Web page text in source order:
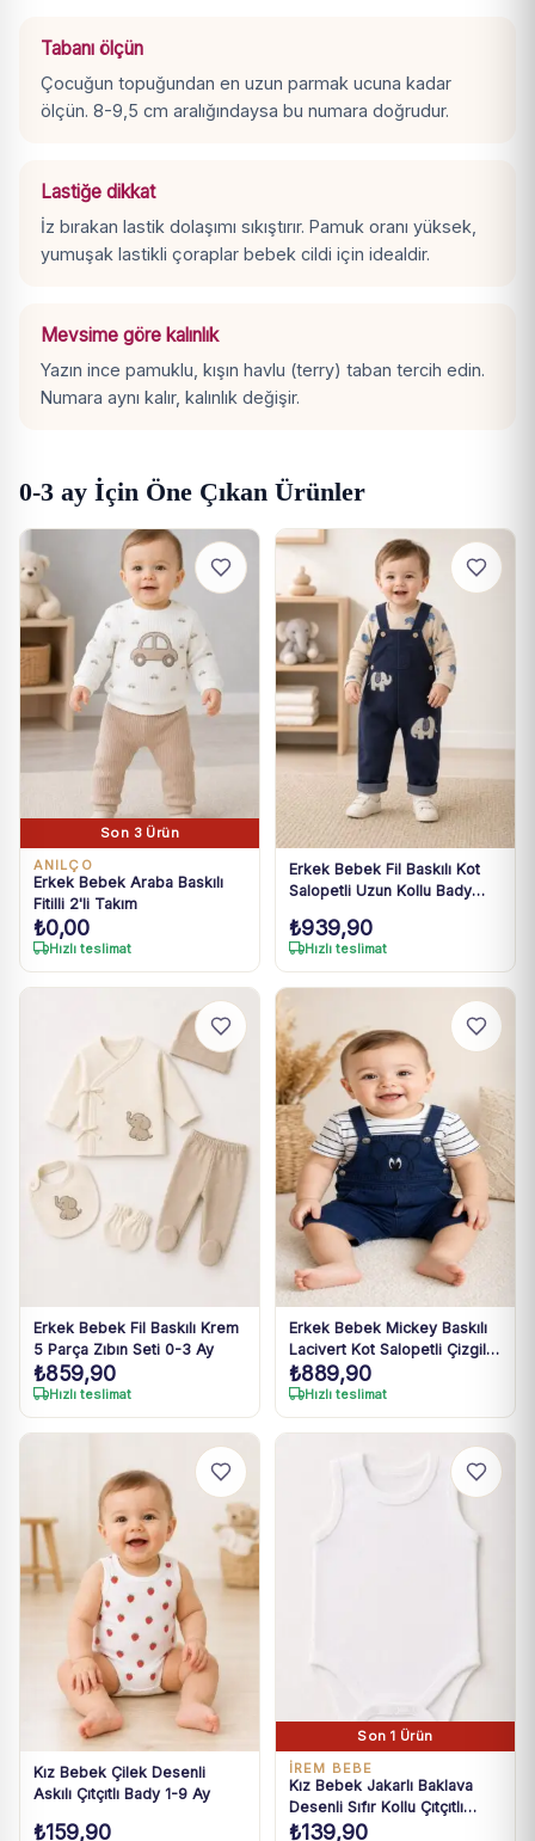
Tabanı ölçün
Çocuğun topuğundan en uzun parmak ucuna kadar
ölçün. 8-9,5 cm aralığındaysa bu numara doğrudur.
Lastiğe dikkat
İz bırakan lastik dolaşımı sıkıştırır. Pamuk oranı yüksek,
yumuşak lastikli çoraplar bebek cildi için idealdir.
Mevsime göre kalınlık
Yazın ince pamuklu, kışın havlu (terry) taban tercih edin.
Numara aynı kalır, kalınlık değişir.
0-3 ay İçin Öne Çıkan Ürünler
Son 3 Ürün
ANILÇO
Erkek Bebek Araba Baskılı
Fitilli 2'li Takım
₺0,00
Hızlı teslimat
Erkek Bebek Fil Baskılı Kot
Salopetli Uzun Kollu Bady
₺939,90
Hızlı teslimat
Erkek Bebek Fil Baskılı Krem
5 Parça Zıbın Seti 0-3 Ay
₺859,90
Hızlı teslimat
Erkek Bebek Mickey Baskılı
Lacivert Kot Salopetli Çizgili
Tişört Takım 3-18 Ay
₺889,90
Hızlı teslimat
Kız Bebek Çilek Desenli
Askılı Çıtçıtlı Bady 1-9 Ay
₺159,90
Son 1 Ürün
İREM BEBE
Kız Bebek Jakarlı Baklava
Desenli Sıfır Kollu Çıtçıtlı
Body 0-36 Ay
₺139,90